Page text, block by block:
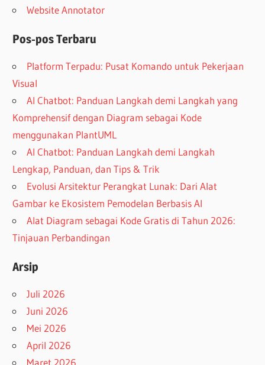
Website Annotator
Pos-pos Terbaru
Platform Terpadu: Pusat Komando untuk Pekerjaan
Visual
AI Chatbot: Panduan Langkah demi Langkah yang
Komprehensif dengan Diagram sebagai Kode
menggunakan PlantUML
AI Chatbot: Panduan Langkah demi Langkah
Lengkap, Panduan, dan Tips & Trik
Evolusi Arsitektur Perangkat Lunak: Dari Alat
Gambar ke Ekosistem Pemodelan Berbasis AI
Alat Diagram sebagai Kode Gratis di Tahun 2026:
Tinjauan Perbandingan
Arsip
Juli 2026
Juni 2026
Mei 2026
April 2026
Maret 2026